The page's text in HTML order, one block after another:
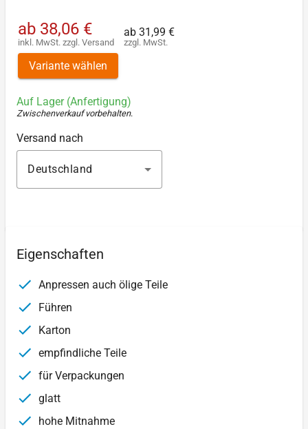
ab 38,06 €
inkl. MwSt. zzgl. Versand
ab 31,99 €
zzgl. MwSt.
Variante wählen
Auf Lager (Anfertigung)
Zwischenverkauf vorbehalten.
Versand nach
Deutschland
Eigenschaften
Anpressen auch ölige Teile
Führen
Karton
empfindliche Teile
für Verpackungen
glatt
hohe Mitnahme